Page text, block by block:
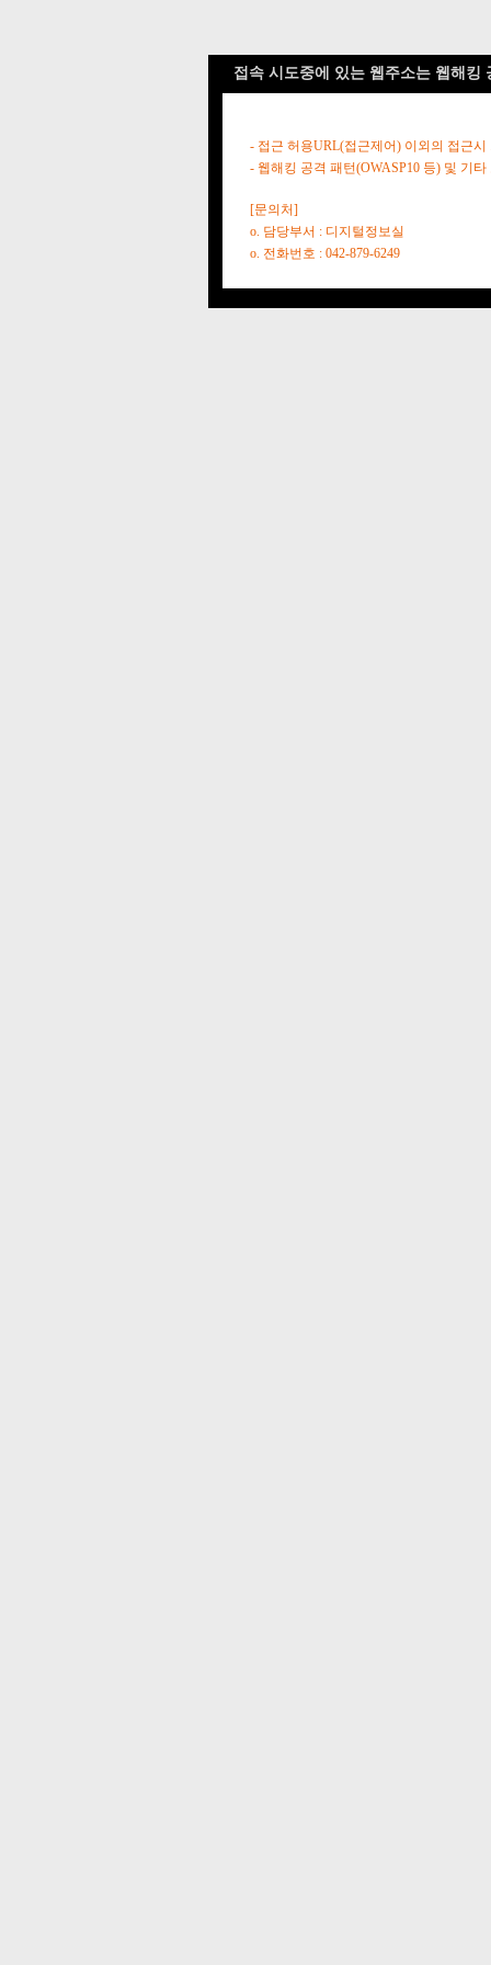
접속 시도중에 있는 웹주소는 웹해킹
- 접근 허용URL(접근제어) 이외의 접근시
- 웹해킹 공격 패턴(OWASP10 등) 및 기
[문의처]
o. 담당부서 : 디지털정보실
o. 전화번호 : 042-879-6249